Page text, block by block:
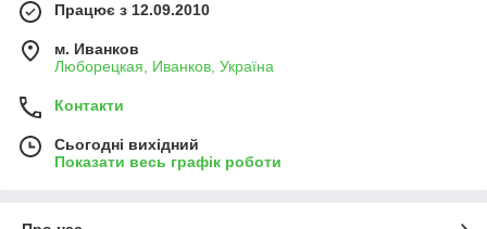
Працює з 12.09.2010
м. Иванков
Люборецкая, Иванков, Україна
Контакти
Сьогодні вихідний
Показати весь графік роботи